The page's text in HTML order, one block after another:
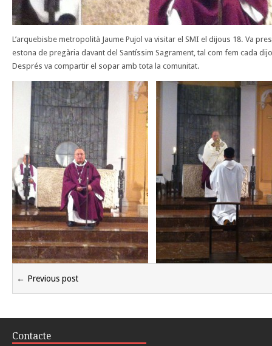
L’arquebisbe metropolità Jaume Pujol va visitar el SMI el dijous 18. Va
estona de pregària davant del Santíssim Sagrament, tal com fem cada
Després va compartir el sopar amb tota la comunitat.
← Previous post
Contacte